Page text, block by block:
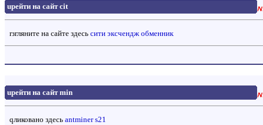
uрейти на сайт cit
rзгляните на сайте здесь сити эксчендж обменник
uрейти на сайт min
qликовано здесь antminer s21